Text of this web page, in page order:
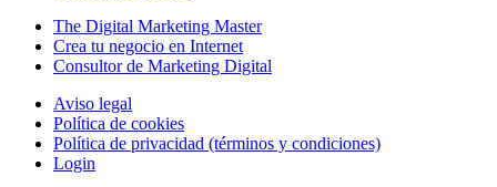
The Digital Marketing Master
Crea tu negocio en Internet
Consultor de Marketing Digital
Aviso legal
Política de cookies
Política de privacidad (términos y condiciones)
Login